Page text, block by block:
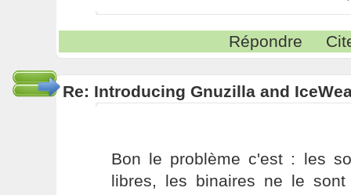
Répondre
Re: Introducing Gnuzilla and
Bon le problème c'est : les
libres, les binaires ne le